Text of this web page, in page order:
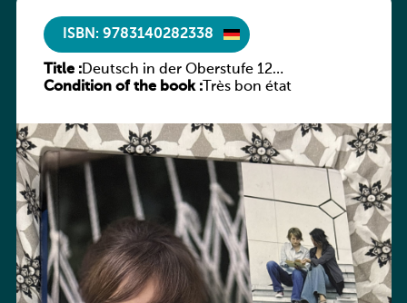
ISBN: 9783140282338
Title :Deutsch in der Oberstufe 12
(Schülerbuch)
Condition of the book :Très bon état